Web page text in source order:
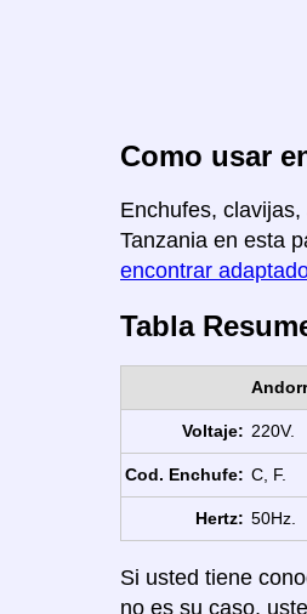
Como usar
Enchufes,
Tanzania en esta
encontrar
Tabla
Voltaje: 220V.
Cod. Enchufe: C, F.
Hertz: 50Hz.
Si usted tiene
no es su caso,